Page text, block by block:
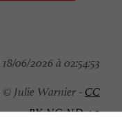
18/06/2026 à 02:54:53
© Julie Warnier -CC
BY-NC-ND 4.0